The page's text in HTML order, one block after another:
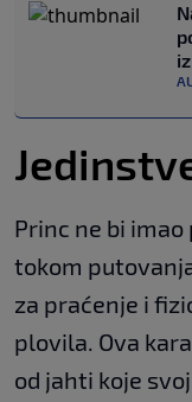
Princ ne bi
tokom
za praćenje i
plovila. Ova
od jahti koje